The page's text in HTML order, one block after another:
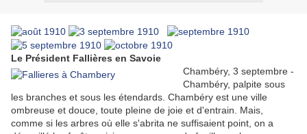
Le Président Fallières en Savoie
Chambéry, 3 septembre -
Chambéry, palpite sous
les branches et sous les étendards. Chambéry est une ville
ombreuse et douce, toute pleine de joie et d'entrain. Mais,
comme si les arbres où elle s'abrita ne suffisaient point, on a